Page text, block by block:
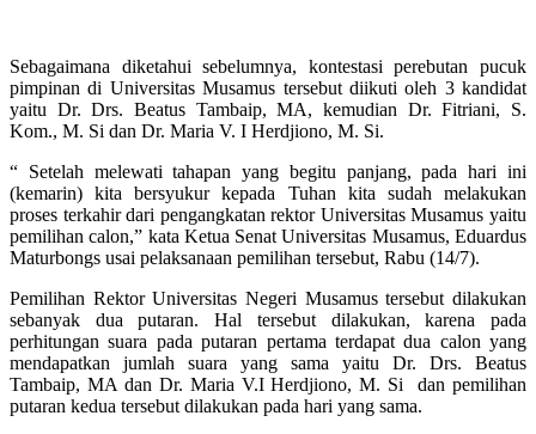
Sebagaimana diketahui sebelumnya, kontestasi perebutan pucuk
pimpinan di Universitas Musamus tersebut diikuti oleh 3 kandidat
yaitu Dr. Drs. Beatus Tambaip, MA, kemudian Dr. Fitriani, S.
Kom., M. Si dan Dr. Maria V. I Herdjiono, M. Si.
“ Setelah melewati tahapan yang begitu panjang, pada hari ini
(kemarin) kita bersyukur kepada Tuhan kita sudah melakukan
proses terkahir dari pengangkatan rektor Universitas Musamus yaitu
pemilihan calon,” kata Ketua Senat Universitas Musamus, Eduardus
Maturbongs usai pelaksanaan pemilihan tersebut, Rabu (14/7).
Pemilihan Rektor Universitas Negeri Musamus tersebut dilakukan
sebanyak dua putaran. Hal tersebut dilakukan, karena pada
perhitungan suara pada putaran pertama terdapat dua calon yang
mendapatkan jumlah suara yang sama yaitu Dr. Drs. Beatus
Tambaip, MA dan Dr. Maria V.I Herdjiono, M. Si dan pemilihan
putaran kedua tersebut dilakukan pada hari yang sama.